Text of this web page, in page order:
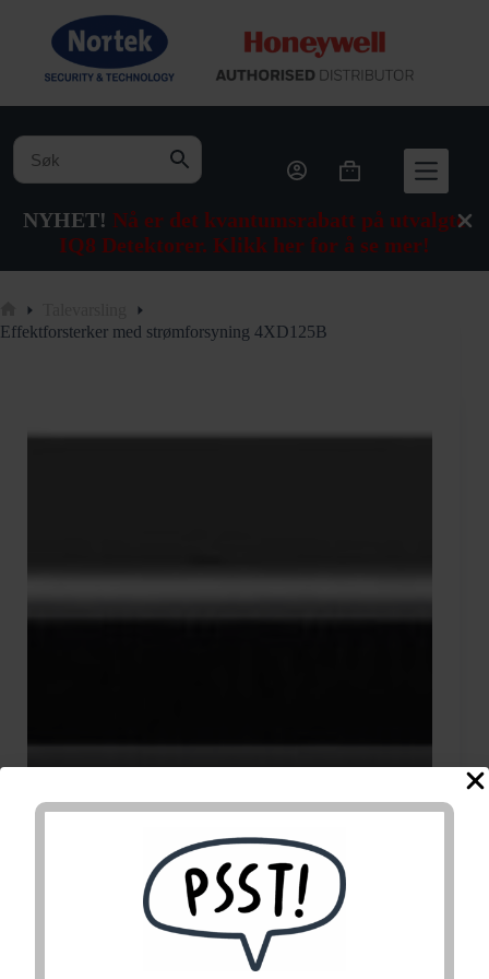
NYHET! Nå er det kvantumsrabatt på utvalgte
IQ8 Detektorer. Klikk her for å se mer!
innholdet
Handlekurv
Hjem
Effektforsterker med strømforsyning 4XD125B
Effektforsterker med
strømforsyning